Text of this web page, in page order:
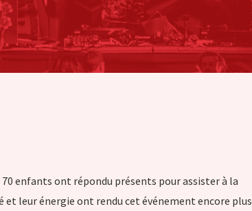
enfants ont répondu présents pour assister à la
et leur énergie ont rendu cet événement encore plus